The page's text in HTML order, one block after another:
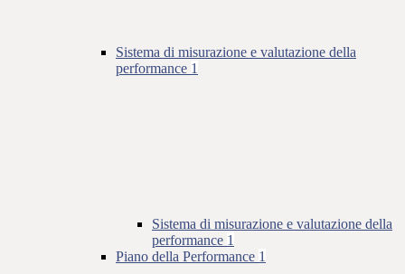
Sistema di misurazione e valutazione della
performance 1
Sistema di misurazione e valutazione della
performance 1
Piano della Performance 1